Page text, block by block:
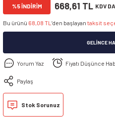
%5 İNDİRİM 668,61 TL KDV
Bu ürünü 68,08 TL ’den başlayan taksit
GELINCE
Yorum Yaz Fiyatı Düşünce
Paylaş
Stok Sorunuz